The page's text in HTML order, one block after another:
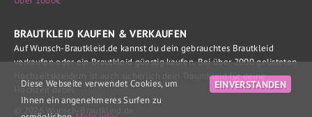
EINVERSTANDEN
Diese Webseite verwendet Cookies, um
Ihnen ein angenehmeres Surfen zu
BRAUTKLEID KAUFEN & VERKAUFEN
Auf Wunsch-Brautkleid.de kannst du dein gebrauchtes Brautkleid
verkaufen oder ein Brautkleid günstig kaufen. Bei über 2000 gelisteten
Hochzeitskleidern ist auch sicherlich dein Traumkleid für deine
Hochzeit dabei.
© 2026 Wunsch-Brautkleid.de